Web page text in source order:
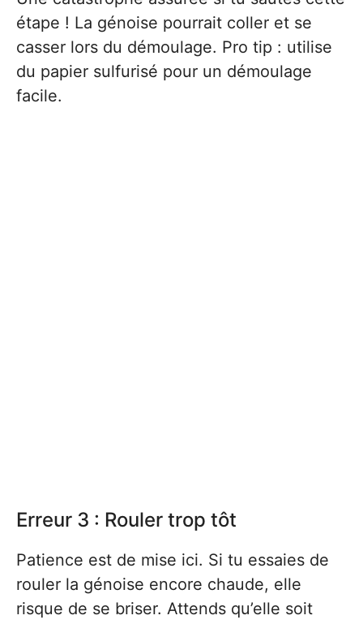
étape ! La génoise pourrait coller et se
casser lors du démoulage. Pro tip : utilise
du papier sulfurisé pour un démoulage
facile.
Erreur 3 : Rouler trop tôt
Patience est de mise ici. Si tu essaies de
rouler la génoise encore chaude, elle
risque de se briser. Attends qu’elle soit